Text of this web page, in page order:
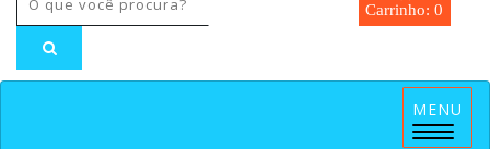
Carrinho: 0
MENU
Menu